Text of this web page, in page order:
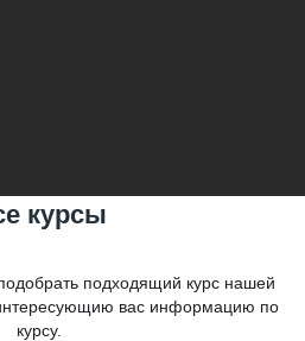
курсы
подходящий курс нашей
вас информацию по
курсу.